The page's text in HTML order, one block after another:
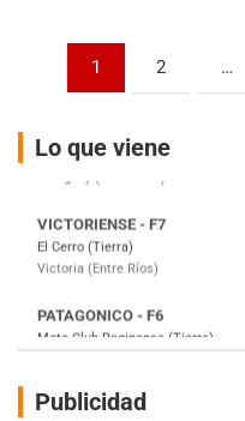
Paginación
entradas
1 2 …
Lo que viene
Parque de la Velocidad (Asfalto)
Villaguay (Entre Ríos)
El Cerro (Tierra)
Victoria (Entre Ríos)
Moto Club Reginense (Tierra)
Gral. E. Godoy (Río Negro)
Juventud Unida (Tierra)
Humboldt (Santa Fe)
NORESTE SANTAFESINO - F6
Ciudad de Avellaneda (Asfalto)
Publicidad